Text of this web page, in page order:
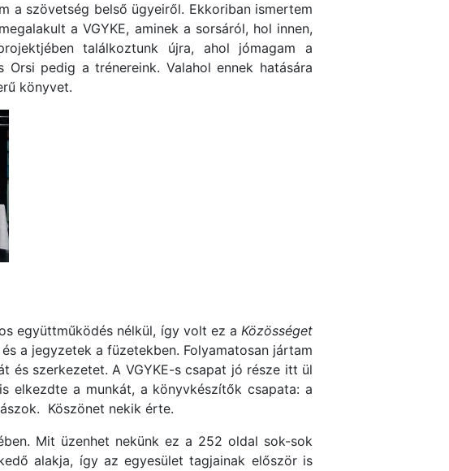
a szövetség belső ügyeiről. Ekkoriban ismertem
a VGYKE, aminek a sorsáról, hol innen,
találkoztunk újra, ahol jómagam a
pedig a trénereink. Valahol ennek hatására
könyvet.
együttműködés nélkül, így volt ez a Közösséget
a jegyzetek a füzetekben. Folyamatosan jártam
és szerkezetet. A VGYKE-s csapat jó része itt ül
elkezdte a munkát, a könyvkészítők csapata: a
Köszönet nekik érte.
Mit üzenhet nekünk ez a 252 oldal sok-sok
alakja, így az egyesület tagjainak először is